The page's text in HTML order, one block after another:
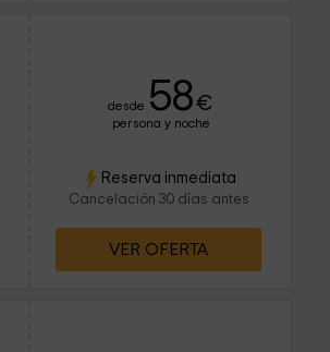
desde 58€
persona y noche
Reserva inmediata
Cancelación 30 días antes
VER OFERTA